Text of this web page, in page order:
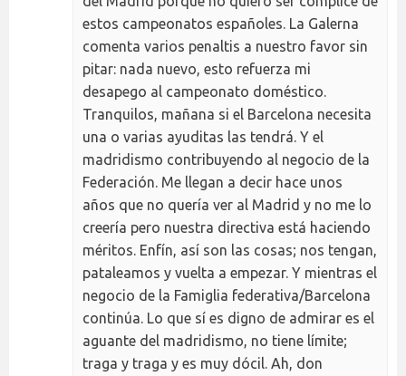
estos campeonatos españoles. La Galerna
comenta varios penaltis a nuestro favor sin
pitar: nada nuevo, esto refuerza mi
desapego al campeonato doméstico.
Tranquilos, mañana si el Barcelona necesita
una o varias ayuditas las tendrá. Y el
madridismo contribuyendo al negocio de la
Federación. Me llegan a decir hace unos
años que no quería ver al Madrid y no me lo
creería pero nuestra directiva está haciendo
méritos. Enfín, así son las cosas; nos tengan,
pataleamos y vuelta a empezar. Y mientras el
negocio de la Famiglia federativa/Barcelona
continúa. Lo que sí es digno de admirar es el
aguante del madridismo, no tiene límite;
traga y traga y es muy dócil. Ah, don